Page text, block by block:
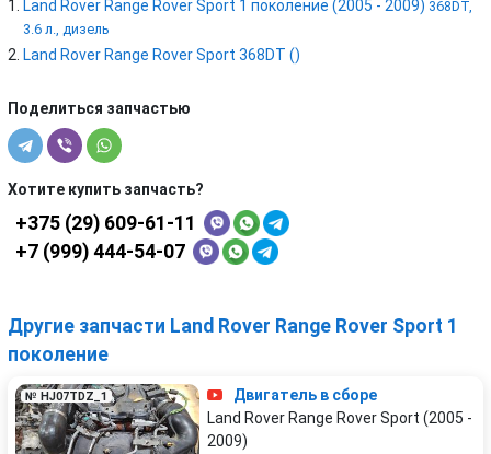
Land Rover Range Rover Sport 1 поколение (2005 - 2009) 368DT,
3.6 л., дизель
Land Rover Range Rover Sport 368DT ()
Поделиться запчастью
Хотите купить запчасть?
+375 (29) 609-61-11
+7 (999) 444-54-07
Другие запчасти Land Rover Range Rover Sport 1
поколение
№ HJ07TDZ_1
Двигатель в сборе
Land Rover Range Rover Sport (2005 -
2009)